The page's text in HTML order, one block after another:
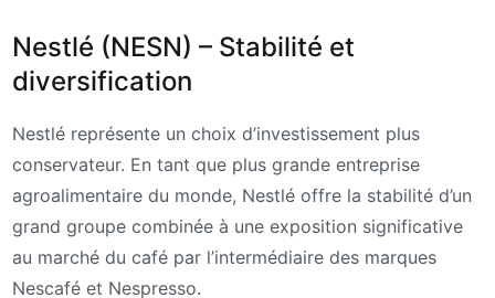
Nestlé (NESN) – Stabilité et
diversification
Nestlé représente un choix d’investissement plus
conservateur. En tant que plus grande entreprise
agroalimentaire du monde, Nestlé offre la stabilité d’un
grand groupe combinée à une exposition significative
au marché du café par l’intermédiaire des marques
Nescafé et Nespresso.